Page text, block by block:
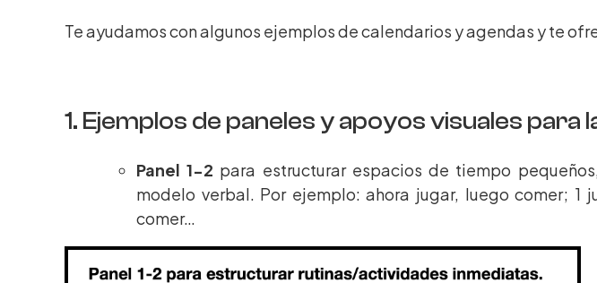
Te ayudamos con algunos ejemplos de calendarios y agendas y te
1. Ejemplos de paneles y apoyos visuales
Panel 1-2 para estructurar espacios de tiempo
modelo verbal. Por ejemplo: ahora jugar, luego comer; 1
comer…